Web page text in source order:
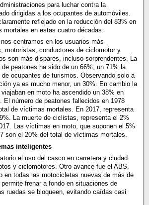
para luchar contra la
dirigidas a los ocupantes de automóviles.
reflejado en la reducción del 83% en
mortales en estas cuatro décadas.
centramos en los usuarios más
motoristas, conductores de ciclomotor y
son más dispares, incluso sorprendentes. La
peatones ha sido de un 66%; un 71% la
ocupantes de turismos. Observando solo a
ya es mucho menor, un 30%. En cambio la
en moto ha ascendido un 38% en
El número de peatones fallecidos en 1978
de víctimas mortales. En 2017, representa
La muerte de ciclistas, representa el 2%
Las víctimas en moto, que suponen el 5%
son el 20% del total de víctimas mortales.
inteligentes
el uso del casco en carretera y ciudad
y ciclomotores. Otro avance fue el ABS,
en todas las motocicletas nuevas de más de
frenar a fondo en situaciones de
ruedas se bloqueen, evitando caídas casi